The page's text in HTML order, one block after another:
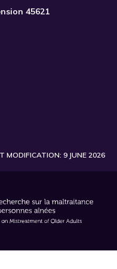
45621
MODIFICATION: 9 JUNE 2026